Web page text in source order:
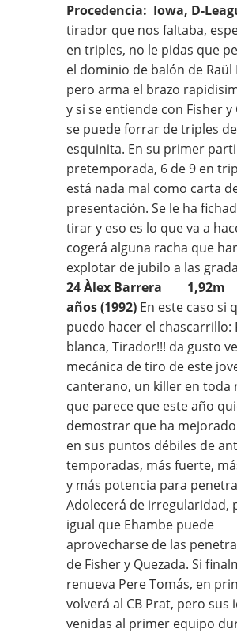
Procedencia: Iowa, D-
tirador que nos faltaba,
en triples, no le pidas que
el dominio de balón de Raül
pero arma el brazo
y si se entiende con Fisher y
se puede forrar de triples
esquinita. En su primer
pretemporada, 6 de 9 en
está nada mal como carta
presentación. Se le ha
tirar y eso es lo que va a
cogerá alguna racha que
explotar de jubilo a las
24 Àlex Barrera
años (1992) En este caso si
puedo hacer el chascarrillo:
blanca, Tirador!!! da gusto
mecánica de tiro de este
canterano, un killer en toda
que parece que este año
demostrar que ha
en sus puntos débiles de
temporadas, más fuerte,
y más potencia para
Adolecerá de irregularidad,
igual que Ehambe puede
aprovecharse de las
de Fisher y Quezada. Si
renueva Pere Tomás, en
volverá al CB Prat, pero sus
venidas al primer equipo